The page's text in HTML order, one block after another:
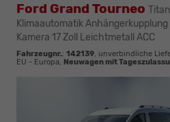
Ford Grand Tourneo
Klimaautomatik
Kamera 17 Zoll Leichtmetall ACC
Fahrzeugnr.: 142139, unverbindliche
EU - Europa, Neuwagen mit